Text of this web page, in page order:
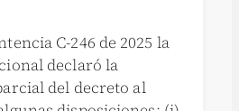
C-246 de 2025 la
declaró la
del decreto al